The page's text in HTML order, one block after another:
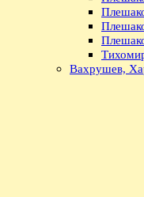
Вахрушев,